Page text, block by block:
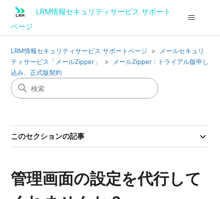
LRM情報セキュリティサービス サポート
ページ
LRM情報セキュリティサービス サポートページ
メールセキュリ
ティサービス「メールZipper」
メールZipper : トライアル版申し
込み、正式版契約
このセクションの記事
管理画面の設定を代行して